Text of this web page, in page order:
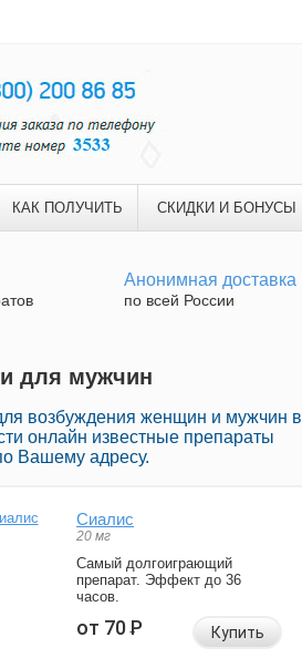
КАК ПОЛУЧИТЬ СКИДКИ И БОНУСЫ
Анонимная доставка
по всей России
для мужчин
возбуждения женщин и мужчин в
онлайн известные препараты
Вашему адресу.
Сиалис
20 мг
Самый долгоиграющий
препарат. Эффект до 36
часов.
от 70Р Купить